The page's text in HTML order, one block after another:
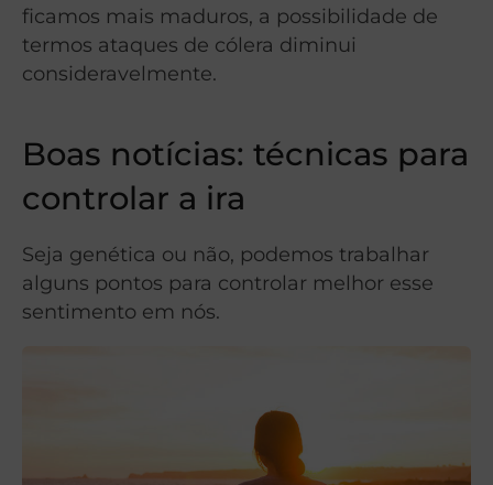
ficamos mais maduros, a possibilidade de
termos ataques de cólera diminui
consideravelmente.
Boas notícias: técnicas para
controlar a ira
Seja genética ou não, podemos trabalhar
alguns pontos para controlar melhor esse
sentimento em nós.